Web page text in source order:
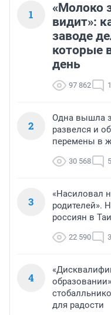
1
«Молоко
видит»:
заводе
которые
день
97 862
2
Одна вышла
развелся и
перемены в
30 568
3
«Насиловал
родителей».
россиян в
22 590
4
для радости